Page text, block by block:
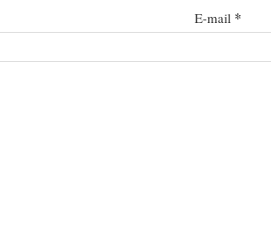
E-mail *